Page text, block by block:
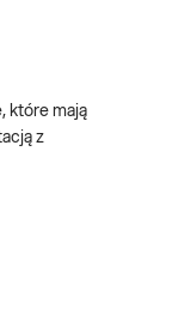
które mają
z